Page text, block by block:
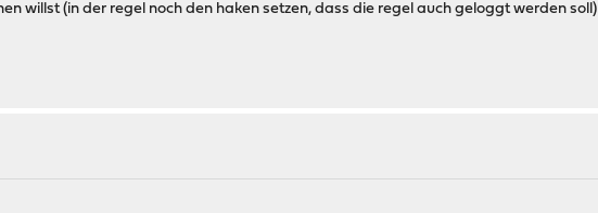
willst (in der regel noch den haken setzen, dass die regel auch geloggt werden soll)